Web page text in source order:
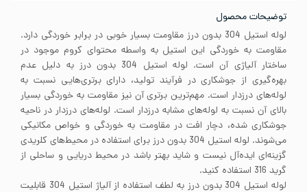
توضیحات محصول
لوله استیل 304 بدون درز مقاومت بسیار خوبی در برابر خوردگی دارد.
مقاومت به خوردگی این استیل به واسطه محتوای کروم موجود در
ساختار آلیاژی آن است. لوله استیل 304 بدون درز به دلیل عدم
بهره‌گیری از جوشکاری در فرآیند تولید، دارای برتری‌هایی نسبت به
لوله‌های درزدار است. مهم‌ترین برتری آن نیز مقاومت به خوردگی بسیار
بالای آن نسبت به لوله‌های مشابه درزدار است. لوله‌های درزدار در ناحیه
جوشکاری شده، دچار افت در مقاومت به خوردگی و خواص مکانیکی
می‌شوند. لوله استیل 304 بدون درز برای استفاده در محیط‌های کلریدی
گزینه‌ای ایده‌آل نیست و شاید بهتر باشد در محیط دریایی و ساحلی از
گرید 316 استفاده کنید.
لوله استیل 304 بدون درز به لطف استفاده از آلیاژ استیل 304 قابلیت